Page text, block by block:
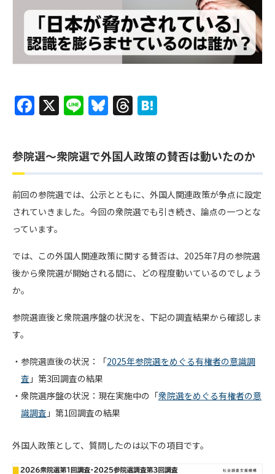
F
c
e
b
o
o
X Li
e
Bl
e
s
k
y
T
re
a
d
s
e
n
a
参院選〜衆院選で外国人政策の賛否は動いたのか
前回の参院選では、公示とともに、外国人関連政策が争点に設定
されていきました。今回の衆院選でも引き続き、論点の一つとな
っています。
では、この外国人関連政策に関する賛否は、2025年7月の参院選
後から衆院選が開始される間に、どの程度動いているのでしょう
か。
参院選直後と衆院選序盤の状況を、下記の調査結果から確認しま
す。
参院選直後の状況：「2025年参院選をめぐる有権者の意識調
査 」第3回調査の結果
衆院選序盤の状況：現在実施中の「衆院選をめぐる有権者の意
識調査 」第1回調査の結果
外国人政策として、質問したのは以下の項目です。